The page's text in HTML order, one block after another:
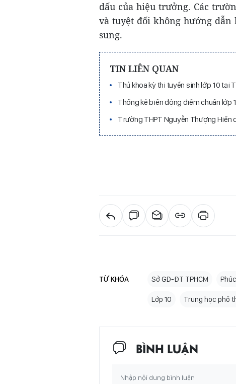
dấu của hiệu trưởng. Các
và tuyệt đối không hướng dẫn
sung.
TIN LIÊN QUAN
Thủ khoa kỳ thi tuyển sinh lớp 10 tại
Thống kê biến động điểm chuẩn lớp
Trường THPT Nguyễn Thượng Hiền
TỪ KHÓA Sở GD-ĐT TPHCM
Lớp 10 Trung học phổ
BÌNH LUẬN